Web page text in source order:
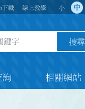
下載 線上教學 小 中
搜尋
詢 相關網站